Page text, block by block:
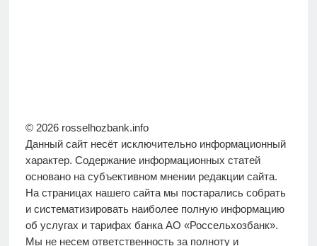
© 2026 rosselhozbank.info
Данный сайт несёт исключительно информационный
характер. Содержание информационных статей
основано на субъективном мнении редакции сайта.
На страницах нашего сайта мы постарались собрать
и систематизировать наиболее полную информацию
об услугах и тарифах банка АО «Россельхозбанк».
Мы не несем ответственность за полноту и